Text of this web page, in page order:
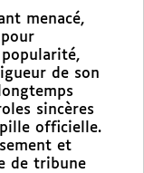
menacé,
de son
sincères
officielle.
et
de tribune